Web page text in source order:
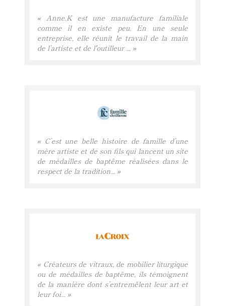
« Anne.K est une manufacture familiale
comme il en existe peu. En une seule
entreprise, elle réunit le travail de la main
de l’artiste et de l'outilleur ... »
« C’est une belle histoire de famille d’une
mère artiste et de son fils qui lancent un site
de médailles de baptême réalisées dans le
respect de la tradition... »
« Créateurs de vitraux, de mobilier liturgique
ou de médailles de baptême, ils témoignent
de la manière dont s’entremêlent leur art et
leur foi... »